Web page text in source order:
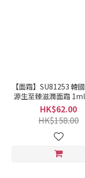
【面霜】SU81253 韓
源生至臻滋潤面霜
HK$62.00
HK$158.00